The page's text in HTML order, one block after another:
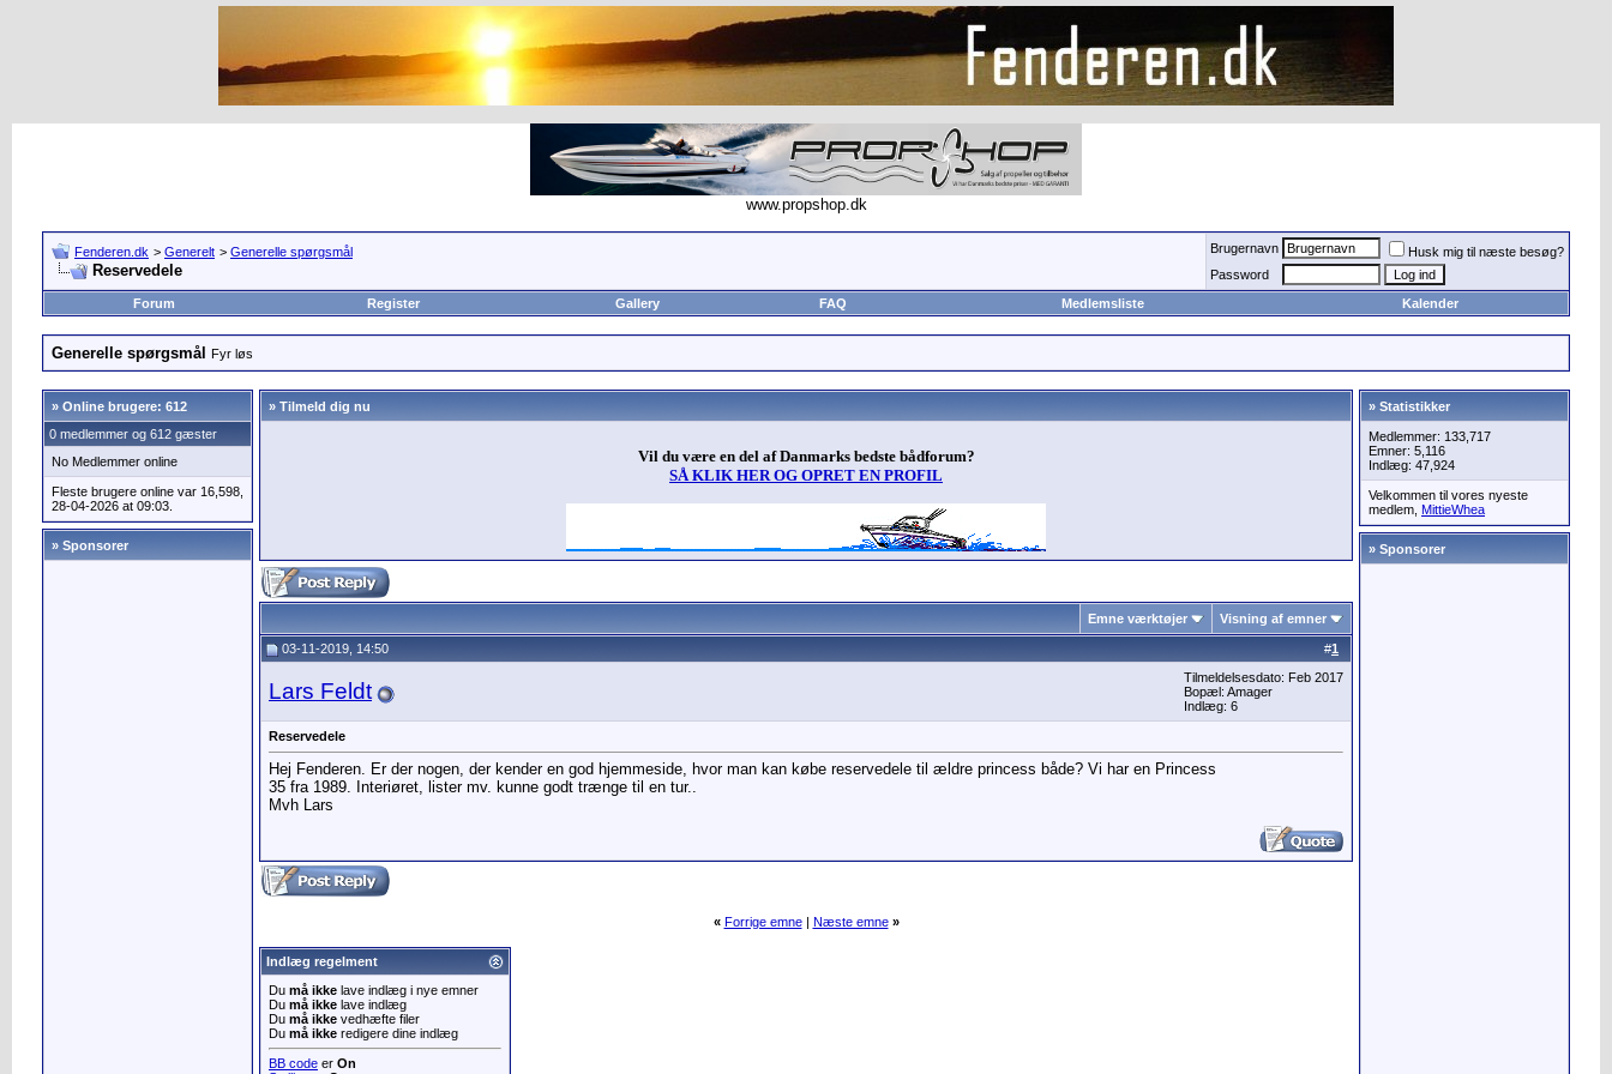
www.propshop.dk
Fenderen.dk > Generelt > Generelle spørgsmål
Reservedele
Brugernavn
Husk mig til næste besøg?
Password
Forum
Register Gallery FAQ Medlemsliste Kalender
Generelle spørgsmål Fyr løs
» Online brugere: 612
0 medlemmer og 612 gæster
No Medlemmer online
Fleste brugere online var 16,598,
28-04-2026 at 09:03.
» Sponsorer
» Tilmeld dig nu
Vil du være en del af Danmarks bedste bådforum?
SÅ KLIK HER OG OPRET EN PROFIL
Emne værktøjer Visning af emner
#1
03-11-2019, 14:50
Lars Feldt
Tilmeldelsesdato: Feb 2017
Bopæl: Amager
Indlæg: 6
Reservedele
Hej Fenderen. Er der nogen, der kender en god hjemmeside, hvor man kan købe reservedele til ældre princess både? Vi har en Princess
35 fra 1989. Interiøret, lister mv. kunne godt trænge til en tur..
Mvh Lars
« Forrige emne| Næste emne »
Indlæg regelment
Du må ikke lave indlæg i nye emner
Du må ikke lave indlæg
Du må ikke vedhæfte filer
Du må ikke redigere dine indlæg
BB code er On
» Statistikker
Medlemmer: 133,717
Emner: 5,116
Indlæg: 47,924
Velkommen til vores nyeste
medlem, MittieWhea
» Sponsorer